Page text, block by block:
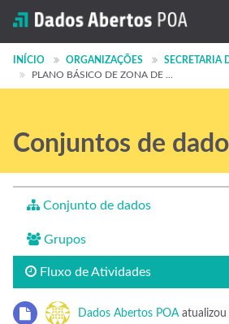
Conjuntos de dados
Organizações
INÍCIO ORGANIZAÇÕES
SECRETARIA
PLANO BÁSICO DE ZONA DE ...
Conjuntos de
Conjunto de dados
Grupos
Fluxo de Atividades
Dados Abertos POAatualizou